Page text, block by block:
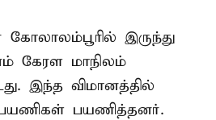
இருந்து
கேரள மாநிலம்
இந்த விமானத்தில்
பயணிகள் பயணித்தனர்.